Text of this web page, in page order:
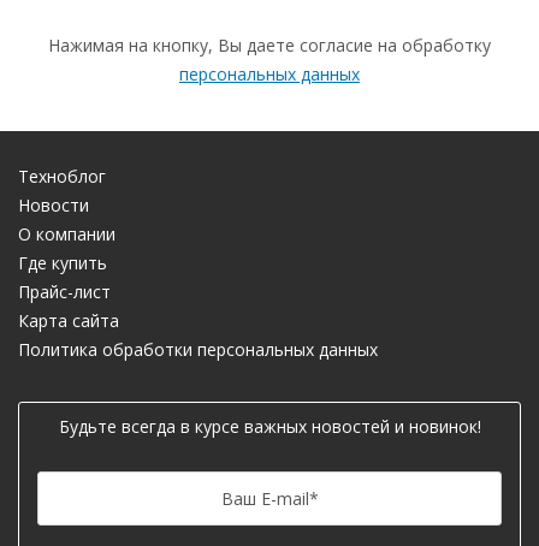
Нажимая на кнопку, Вы даете согласие на обработку
персональных данных
Техноблог
Новости
О компании
Где купить
Прайс-лист
Карта сайта
Политика обработки персональных данных
Будьте всегда в курсе важных новостей и новинок!
Ваш E-mail*